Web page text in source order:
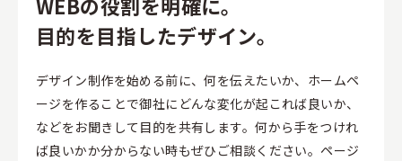
目的を目指したデザイン。
デザイン制作を始める前に、何を伝えたいか、ホームペ
ージを作ることで御社にどんな変化が起これば良いか、
などをお聞きして目的を共有します。何から手をつけれ
ば良いかか分からない時もぜひご相談ください。ページ